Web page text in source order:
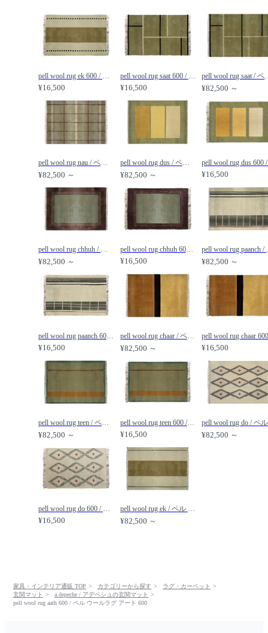
¥16,500 ¥16,500 ¥82,500 ～
¥82,500 ～
pell wool rug dus / ペル ウールラグ ダス /
¥82,500 ～ ¥16,500
¥82,500 ～
pell wool rug chhuh 600 / ペル ウールラグ チェー 600 /
¥16,500 ¥82,500 ～
¥16,500
pell wool rug chaar / ペル ウールラグ チャール /
¥82,500 ～ ¥16,500
¥82,500 ～
pell wool rug teen 600 / ペル ウールラグ ティーン 600 /
¥16,500 ¥82,500 ～
pell wool rug do 600 / ペル ウールラグ ドー 600 /
¥16,500
pell wool rug ek / ペル ウールラグ エーク /
¥82,500 ～
家具・インテリア通販 TOP カテゴリーから探す
ラグ・カーペット
玄関マット
a.depeche / アデペシュの玄関マット
pell wool rug aath 600 / ペル ウールラグ アート 600